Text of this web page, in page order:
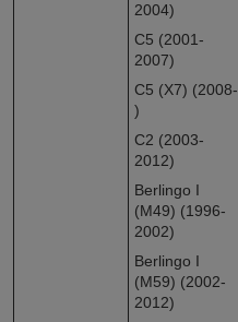
2004)
C5 (2001-
2007)
C5 (X7) (2008-
)
C2 (2003-
2012)
Berlingo I
(M49) (1996-
2002)
Berlingo I
(M59) (2002-
2012)